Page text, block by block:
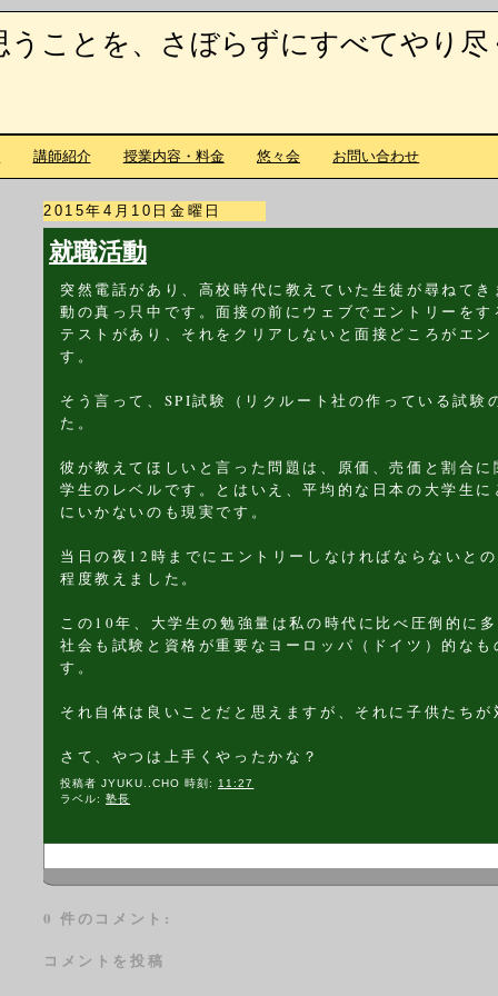
ことを、さぼらずにすべてやり尽
講師紹介 授業内容・料金 悠々会 お問い合わせ
2015年4月10日金曜日
就職活動
突然電話があり、高校時代に教えていた生徒が尋ねて
動の真っ只中です。面接の前にウェブでエントリーを
テストがあり、それをクリアしないと面接どころがエ
す。
そう言って、SPI試験（リクルート社の作っている試験
た。
彼が教えてほしいと言った問題は、原価、売価と割合
学生のレベルです。とはいえ、平均的な日本の大学生
にいかないのも現実です。
当日の夜12時までにエントリーしなければならないと
程度教えました。
この10年、大学生の勉強量は私の時代に比べ圧倒的に
社会も試験と資格が重要なヨーロッパ（ドイツ）的な
す。
それ自体は良いことだと思えますが、それに子供たち
さて、やつは上手くやったかな？
投稿者JYUKU..CHO 時刻: 11:27
ラベル:塾長
0 件のコメント:
コメントを投稿